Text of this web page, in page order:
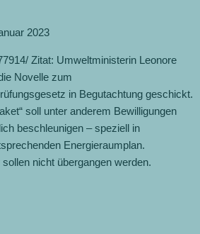
2023
Zitat: Umweltministerin Leonore
Novelle zum
in Begutachtung geschickt.
soll unter anderem Bewilligungen
beschleunigen – speziell in
Energieraumplan.
nicht übergangen werden.